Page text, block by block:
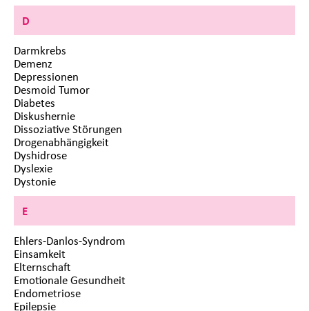
D
Darmkrebs
Demenz
Depressionen
Desmoid Tumor
Diabetes
Diskushernie
Dissoziative Störungen
Drogenabhängigkeit
Dyshidrose
Dyslexie
Dystonie
E
Ehlers-Danlos-Syndrom
Einsamkeit
Elternschaft
Emotionale Gesundheit
Endometriose
Epilepsie